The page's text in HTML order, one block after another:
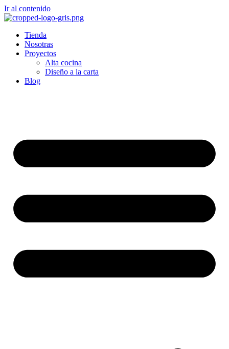
Ir al contenido
Tienda
Nosotras
Proyectos
Alta cocina
Diseño a la carta
Blog